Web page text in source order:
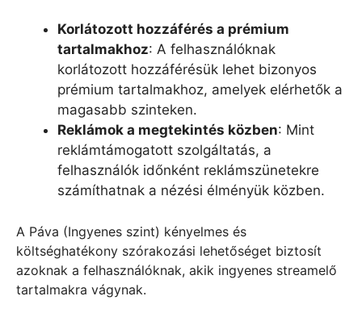
Korlátozott hozzáférés a prémium
tartalmakhoz: A felhasználóknak
korlátozott hozzáférésük lehet bizonyos
prémium tartalmakhoz, amelyek elérhetők a
magasabb szinteken.
Reklámok a megtekintés közben: Mint
reklámtámogatott szolgáltatás, a
felhasználók időnként reklámszünetekre
számíthatnak a nézési élményük közben.
A Páva (Ingyenes szint) kényelmes és
költséghatékony szórakozási lehetőséget biztosít
azoknak a felhasználóknak, akik ingyenes streamelő
tartalmakra vágynak.